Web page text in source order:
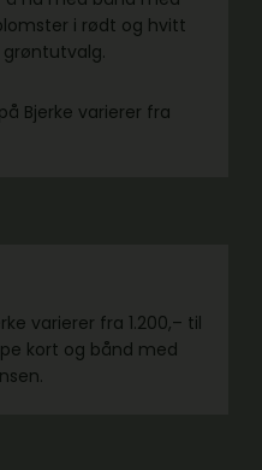
i rødt og hvitt
Bjerke varierer fra
varierer fra 1.200,– til
kort og bånd med